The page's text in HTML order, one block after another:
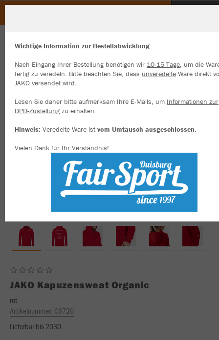
JAKO Kapuzensweat Organic
rot
Artikelnummer: C6720
Lieferbar bis 2030
Wichtige Information zur Bestellabwicklung
Nach Eingang Ihrer Bestellung benötigen wir 10-15 Tage, um die
fertig zu veredeln. Bitte beachten Sie, dass unveredelte Ware direkt
JAKO versendet wird.
Lesen Sie daher bitte aufmerksam Ihre E-Mails, um Informationen zur
DPD-Zustellung zu erhalten.
Hinweis: Veredelte Ware istvom Umtausch ausgeschlossen.
Vielen Dank für Ihr Verständnis!
Wir verwenden Cookies
Inhalte anzeigen und unsere Website verbessern. Weitere
zu den Cookies findest Du in den Einstellungen.
Alle akzeptieren
Alle ablehnen
mehr Infos
Datenschutz
Impressum